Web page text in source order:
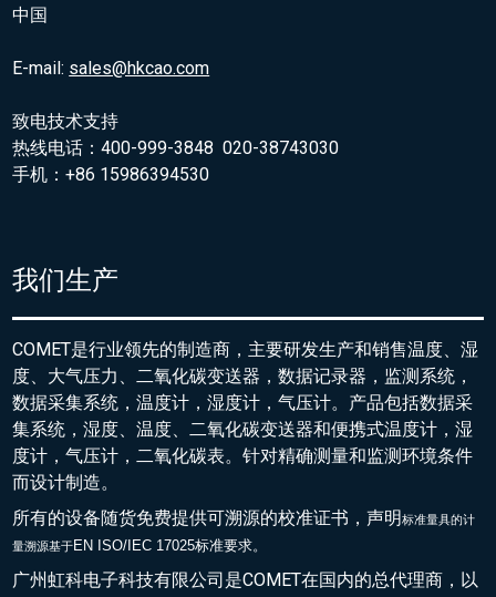
中国
E-mail: sales@hkcao.com
致电技术支持
热线电话：400-999-3848 020-38743030
手机：+86 15986394530
我们生产
COMET是行业领先的制造商，主要研发生产和销售温度、湿
度、大气压力、二氧化碳变送器，数据记录器，监测系统，
数据采集系统，温度计，湿度计，气压计。产品包括数据采
集系统，湿度、温度、二氧化碳变送器和便携式温度计，湿
度计，气压计，二氧化碳表。针对精确测量和监测环境条件
而设计制造。
所有的设备随货免费提供可溯源的校准证书，声明标准量具的计
量溯源基于EN ISO/IEC 17025标准要求。
广州虹科电子科技有限公司是COMET在国内的总代理商，以